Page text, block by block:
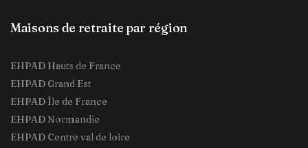
Maisons de retraite par région
EHPAD Hauts de France
EHPAD Grand Est
EHPAD Île de France
EHPAD Normandie
EHPAD Centre val de loire